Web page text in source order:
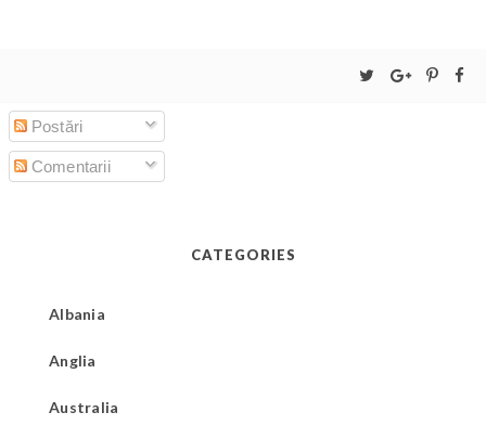
Postări
Comentarii
CATEGORIES
Albania
Anglia
Australia